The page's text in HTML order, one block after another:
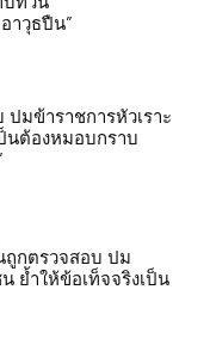
าวุธปืน”
ปมข้าราชการหัวเราะ
นต้องหมอบกราบ
ถูกตรวจสอบ ปม
ย้ำให้ข้อเท็จจริงเป็น